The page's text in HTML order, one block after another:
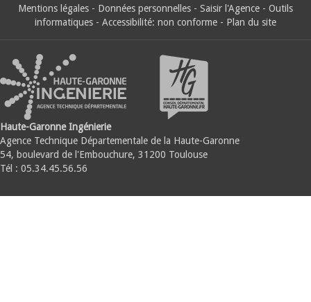
Mentions légales - Données personnelles - Saisir l'Agence - Outils
informatiques - Accessibilité: non conforme - Plan du site
Haute-Garonne Ingénierie
Agence Technique Départementale de la Haute-Garonne
54, boulevard de l'Embouchure, 31200 Toulouse
Tél : 05.34.45.56.56